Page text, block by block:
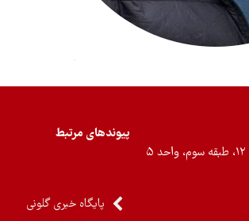
پیوندهای مرتبط
پایگاه خبری گلونی